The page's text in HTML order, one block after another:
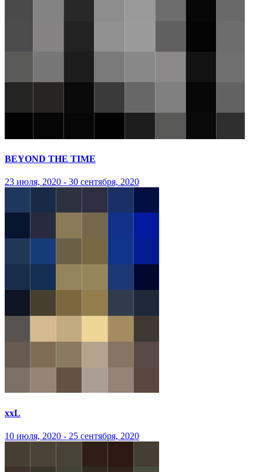
BEYOND THE TIME
23 июля, 2020 - 30 сентября, 2020
xxL
10 июля, 2020 - 25 сентября, 2020